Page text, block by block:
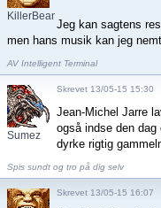
KillerBean2
Jeg kan sagtens
men hans musik kan jeg
AV Intelligent Terminal
Sumez
Skrevet 13/05-15 15:30
Jean-Michel Jarre
også indse den
dyrke rigtig
Spis sundt og tro på dig selv
Skrevet 13/05-15 16:07